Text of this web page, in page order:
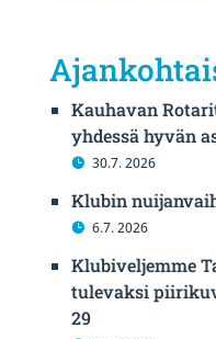
Kauhavan
yhdessä hyvän
30.7. 2026
Klubin
6.7. 2026
Klubiveljemme
tulevaksi
29